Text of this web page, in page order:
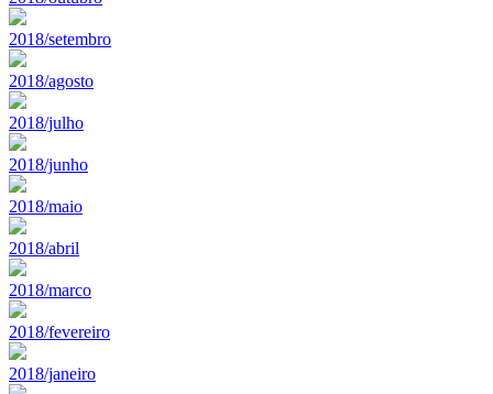
2018/setembro
2018/agosto
2018/julho
2018/junho
2018/maio
2018/abril
2018/marco
2018/fevereiro
2018/janeiro